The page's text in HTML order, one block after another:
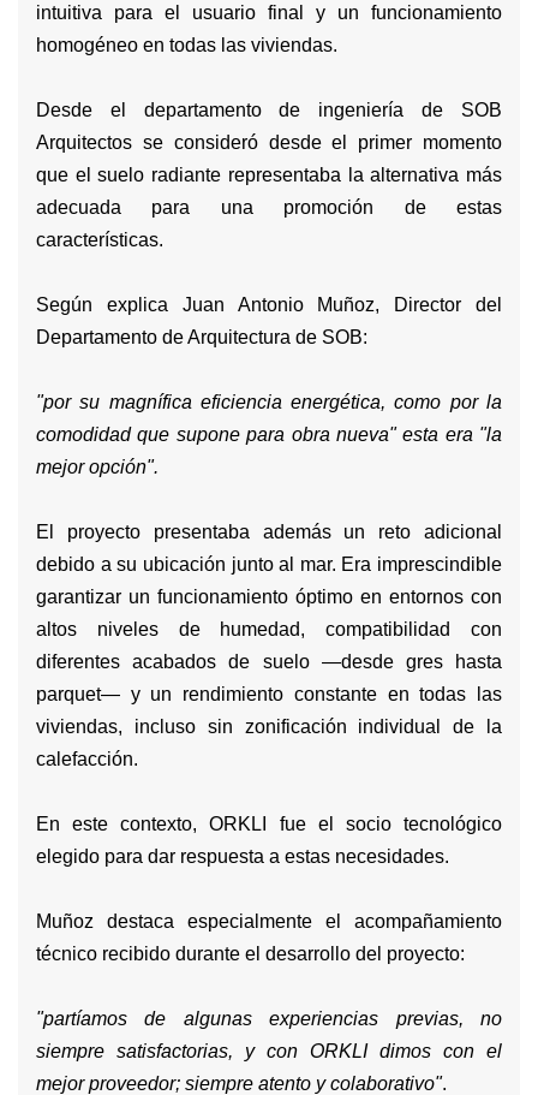
intuitiva para el usuario final y un funcionamiento
homogéneo en todas las viviendas.
Desde el departamento de ingeniería de SOB
Arquitectos se consideró desde el primer momento
que el suelo radiante representaba la alternativa más
adecuada para una promoción de estas
características.
Según explica Juan Antonio Muñoz, Director del
Departamento de Arquitectura de SOB:
"por su magnífica eficiencia energética, como por la
comodidad que supone para obra nueva" esta era "la
mejor opción".
El proyecto presentaba además un reto adicional
debido a su ubicación junto al mar. Era imprescindible
garantizar un funcionamiento óptimo en entornos con
altos niveles de humedad, compatibilidad con
diferentes acabados de suelo —desde gres hasta
parquet— y un rendimiento constante en todas las
viviendas, incluso sin zonificación individual de la
calefacción.
En este contexto, ORKLI fue el socio tecnológico
elegido para dar respuesta a estas necesidades.
Muñoz destaca especialmente el acompañamiento
técnico recibido durante el desarrollo del proyecto:
"partíamos de algunas experiencias previas, no
siempre satisfactorias, y con ORKLI dimos con el
mejor proveedor; siempre atento y colaborativo".